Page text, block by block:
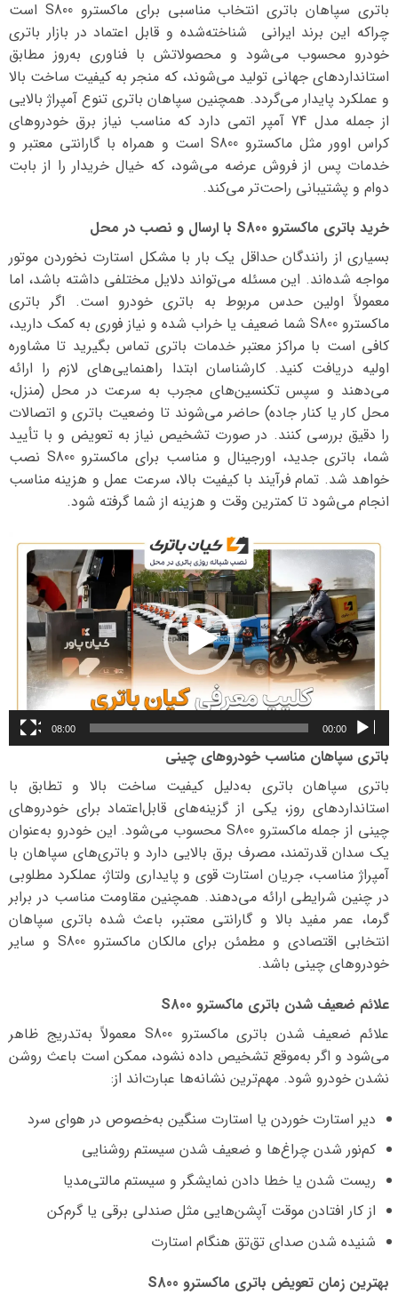
باتری سپاهان باتری انتخاب مناسبی برای ماکسترو S800 است
چراکه این برند ایرانی شناخته‌شده و قابل اعتماد در بازار باتری
خودرو محسوب می‌شود و محصولاتش با فناوری به‌روز مطابق
استانداردهای جهانی تولید می‌شوند، که منجر به کیفیت ساخت بالا
و عملکرد پایدار می‌گردد. همچنین سپاهان باتری تنوع آمپراژ بالایی
از جمله مدل 74 آمپر اتمی دارد که مناسب نیاز برق خودروهای
کراس اوور مثل ماکسترو S800 است و همراه با گارانتی معتبر و
خدمات پس از فروش عرضه می‌شود، که خیال خریدار را از بابت
دوام و پشتیبانی راحت‌تر می‌کند.
خرید باتری ماکسترو S800 با ارسال و نصب در محل
بسیاری از رانندگان حداقل یک بار با مشکل استارت نخوردن موتور
مواجه شده‌اند. این مسئله می‌تواند دلایل مختلفی داشته باشد، اما
معمولاً اولین حدس مربوط به باتری خودرو است. اگر باتری
ماکسترو S800 شما ضعیف یا خراب شده و نیاز فوری به کمک دارید،
کافی است با مراکز معتبر خدمات باتری تماس بگیرید تا مشاوره
اولیه دریافت کنید. کارشناسان ابتدا راهنمایی‌های لازم را ارائه
می‌دهند و سپس تکنسین‌های مجرب به سرعت در محل (منزل،
محل کار یا کنار جاده) حاضر می‌شوند تا وضعیت باتری و اتصالات
را دقیق بررسی کنند. در صورت تشخیص نیاز به تعویض و با تأیید
شما، باتری جدید، اورجینال و مناسب برای ماکسترو S800 نصب
خواهد شد. تمام فرآیند با کیفیت بالا، سرعت عمل و هزینه مناسب
انجام می‌شود تا کمترین وقت و هزینه از شما گرفته شود.
نمایشگر
ویدیو
00:00
08:00
باتری سپاهان مناسب خودروهای چینی
باتری سپاهان باتری به‌دلیل کیفیت ساخت بالا و تطابق با
استانداردهای روز، یکی از گزینه‌های قابل‌اعتماد برای خودروهای
چینی از جمله ماکسترو S800 محسوب می‌شود. این خودرو به‌عنوان
یک سدان قدرتمند، مصرف برق بالایی دارد و باتری‌های سپاهان با
آمپراژ مناسب، جریان استارت قوی و پایداری ولتاژ، عملکرد مطلوبی
در چنین شرایطی ارائه می‌دهند. همچنین مقاومت مناسب در برابر
گرما، عمر مفید بالا و گارانتی معتبر، باعث شده باتری سپاهان
انتخابی اقتصادی و مطمئن برای مالکان ماکسترو S800 و سایر
خودروهای چینی باشد.
علائم ضعیف شدن باتری ماکسترو S800
علائم ضعیف شدن باتری ماکسترو S800 معمولاً به‌تدریج ظاهر
می‌شود و اگر به‌موقع تشخیص داده نشود، ممکن است باعث روشن
نشدن خودرو شود. مهم‌ترین نشانه‌ها عبارت‌اند از:
دیر استارت خوردن یا استارت سنگین به‌خصوص در هوای سرد
کم‌نور شدن چراغ‌ها و ضعیف شدن سیستم روشنایی
ریست شدن یا خطا دادن نمایشگر و سیستم مالتی‌مدیا
از کار افتادن موقت آپشن‌هایی مثل صندلی برقی یا گرم‌کن
شنیده شدن صدای تق‌تق هنگام استارت
بهترین زمان تعویض باتری ماکسترو S800